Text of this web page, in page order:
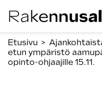
suoraan
sisältöön.
Etusivu >
etun ympäristö
opinto-ohjaajille 15.11.